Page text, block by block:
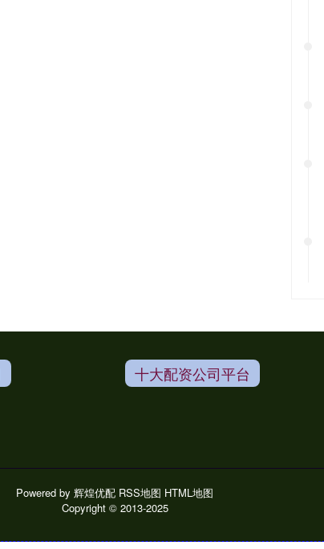
十大配资公司平台
Powered by 辉煌优配 RSS地图 HTML地图
Copyright © 2013-2025